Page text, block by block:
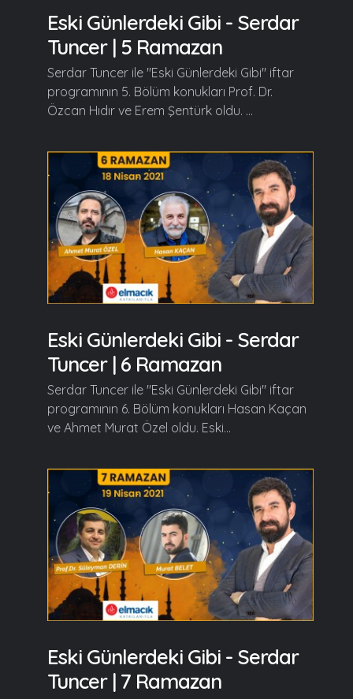
Eski Günlerdeki Gibi - Serdar
Tuncer | 5 Ramazan
Serdar Tuncer ile "Eski Günlerdeki Gibi" iftar
programının 5. Bölüm konukları Prof. Dr.
Özcan Hıdır ve Erem Şentürk oldu. ...
Eski Günlerdeki Gibi - Serdar
Tuncer | 6 Ramazan
Serdar Tuncer ile "Eski Günlerdeki Gibi" iftar
programının 6. Bölüm konukları Hasan Kaçan
ve Ahmet Murat Özel oldu. Eski...
Eski Günlerdeki Gibi - Serdar
Tuncer | 7 Ramazan